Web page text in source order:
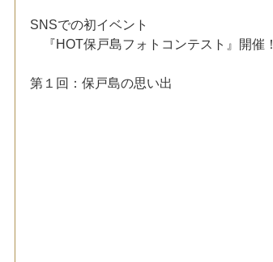
SNSでの初イベント
『HOT保戸島フォトコンテスト』開催！
第１回：保戸島の思い出